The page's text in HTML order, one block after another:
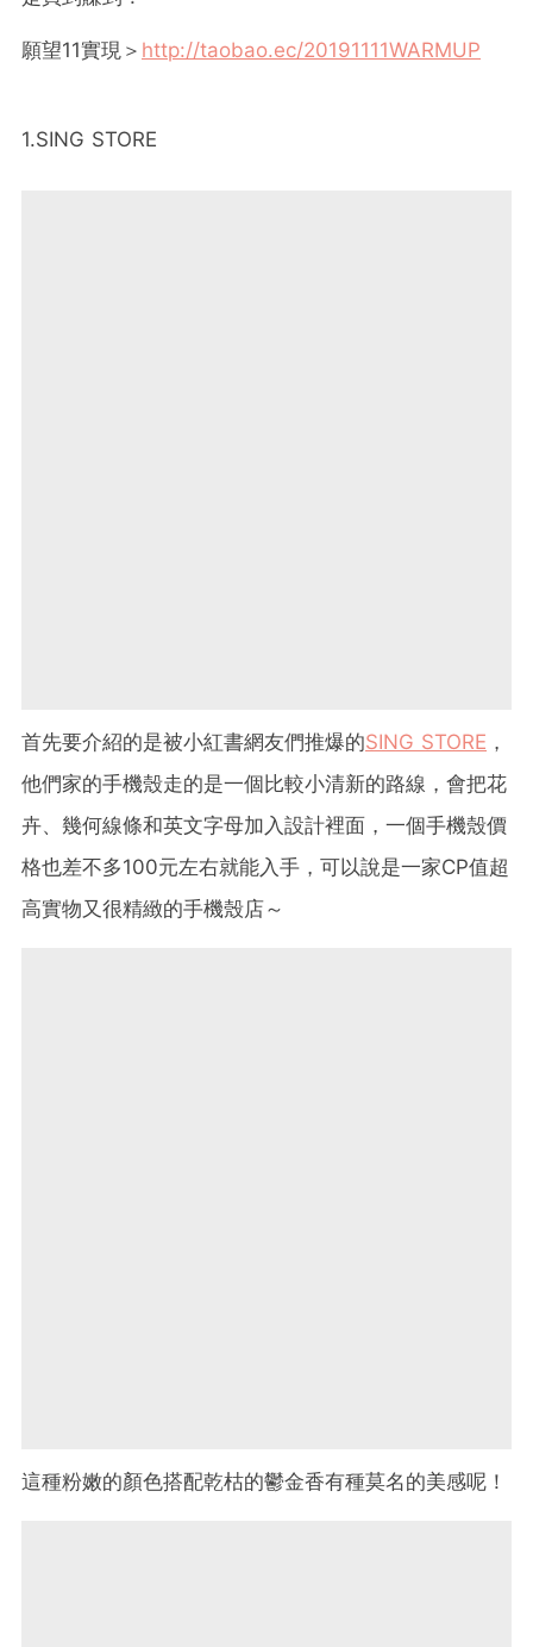
願望11實現＞ http://taobao.ec/20191111WARMUP
1.SING STORE
首先要介紹的是被小紅書網友們推爆的SING STORE ，
他們家的手機殼走的是一個比較小清新的路線，會把花
卉、幾何線條和英文字母加入設計裡面，一個手機殼價
格也差不多100元左右就能入手，可以說是一家CP值超
高實物又很精緻的手機殼店～
這種粉嫩的顏色搭配乾枯的鬱金香有種莫名的美感呢！